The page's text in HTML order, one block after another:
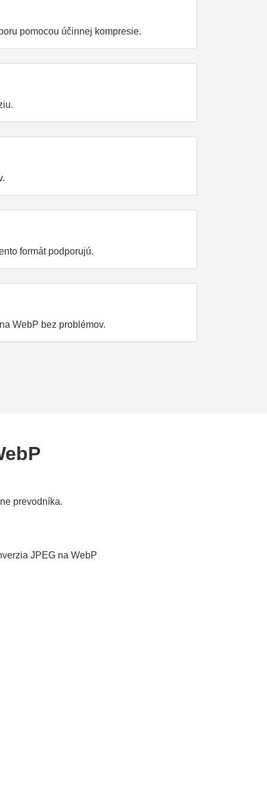
pomocou účinnej kompresie.
formát podporujú.
WebP bez problémov.
prevodníka.